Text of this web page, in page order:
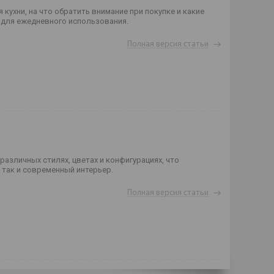
на что обратить внимание при покупке и какие
ежедневного использования.
Полная версия статьи
стилях, цветах и конфигурациях, что
и современный интерьер.
Полная версия статьи